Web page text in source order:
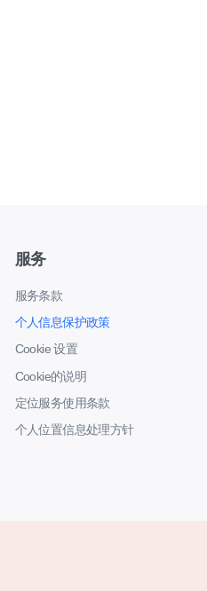
服务
服务条款
个人信息保护政策
Cookie 设置
Cookie的说明
定位服务使用条款
个人位置信息处理方针